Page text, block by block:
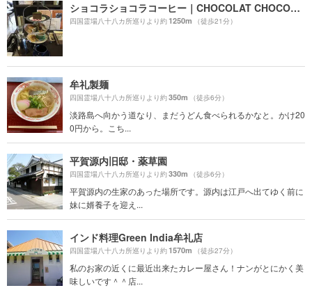
ショコラショコラコーヒー｜CHOCOLAT CHOCOLAT COFFEE
四国霊場八十八カ所巡りより約1250m （徒歩21分）
牟礼製麺
四国霊場八十八カ所巡りより約350m （徒歩6分）
淡路島へ向かう道なり、まだうどん食べられるかなと。かけ20
0円から。こち...
平賀源内旧邸・薬草園
四国霊場八十八カ所巡りより約330m （徒歩6分）
平賀源内の生家のあった場所です。源内は江戸へ出てゆく前に
妹に婿養子を迎え...
インド料理Green India牟礼店
四国霊場八十八カ所巡りより約1570m （徒歩27分）
私のお家の近くに最近出来たカレー屋さん！ナンがとにかく美
味しいです＾＾店...